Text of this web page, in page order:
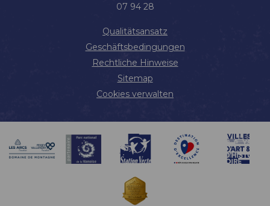
07 94 28
Qualitätsansatz
Geschäftsbedingungen
Rechtliche Hinweise
Sitemap
Cookies verwalten